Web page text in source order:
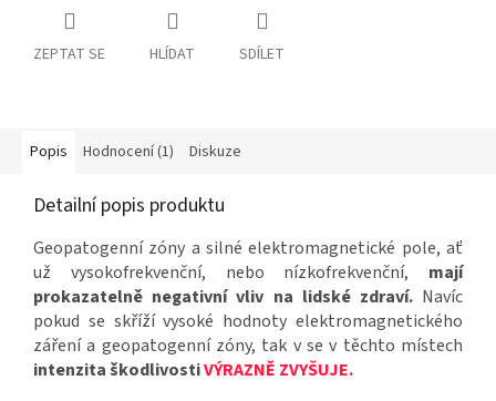
ZEPTAT SE HLÍDAT SDÍLET
Popis Hodnocení (1) Diskuze
Detailní popis produktu
Geopatogenní zóny a silné elektromagnetické pole, ať
už vysokofrekvenční, nebo nízkofrekvenční, mají
prokazatelně negativní vliv na lidské zdraví. Navíc
pokud se skříží vysoké hodnoty elektromagnetického
záření a geopatogenní zóny, tak v se v těchto místech
intenzita škodlivostiVÝRAZNĚ ZVYŠUJE.